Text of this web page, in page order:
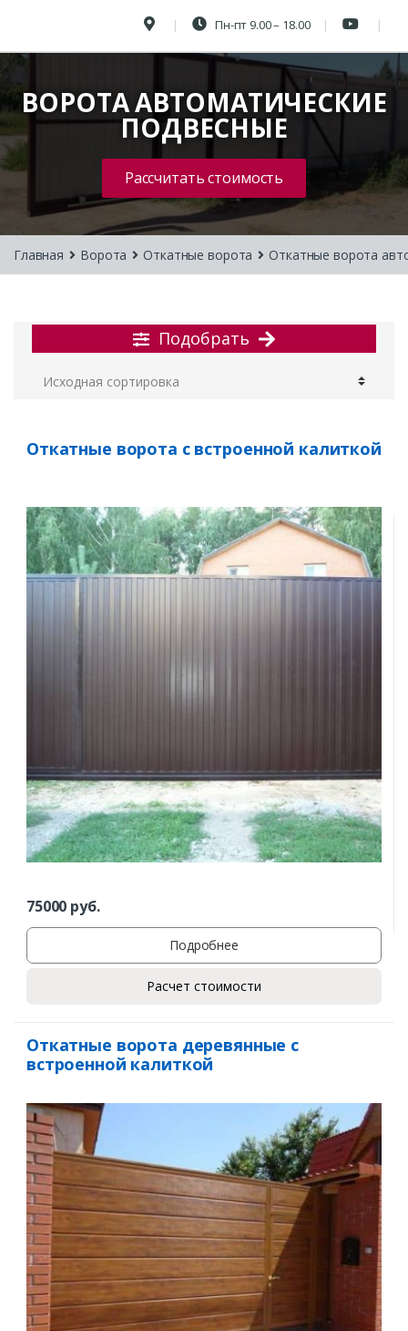
Пн-пт 9.00 – 18.00
ВОРОТА АВТОМАТИЧЕСКИЕ
ПОДВЕСНЫЕ
Рассчитать стоимость
Главная Ворота Откатные ворота Откатные ворота
Подобрать
Откатные ворота с встроенной калиткой
75000 руб.
Подробнее
Расчет стоимости
Откатные ворота деревянные с
встроенной калиткой